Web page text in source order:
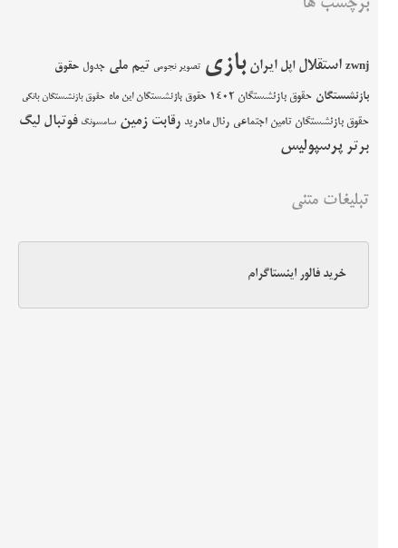
برچسب ها
zwnj استقلال اپل ایران بازی تصویر نجومی تیم ملی جدول حقوق
بازنشستگان حقوق بازنشستگان 1402 حقوق بازنشستگان این ماه حقوق بازنشستگان بانکی
حقوق بازنشستگان تامین اجتماعی رئال مادرید رقابت زمین سامسونگ فوتبال لیگ
برتر پرسپولیس
تبلیغات متنی
خرید فالور اینستاگرام